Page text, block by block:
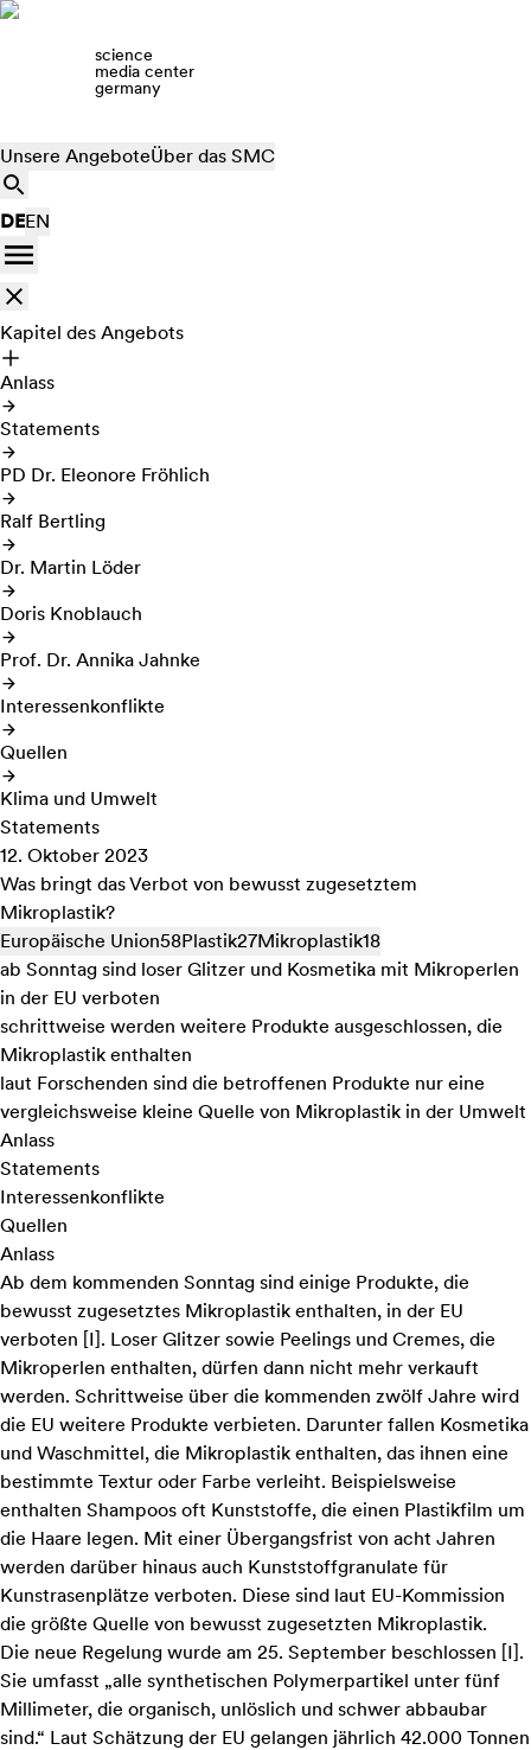
science
media center
germany
Unsere AngeboteÜber das SMC
DEEN
Kapitel des Angebots
Anlass
Statements
PD Dr. Eleonore Fröhlich
Ralf Bertling
Dr. Martin Löder
Doris Knoblauch
Prof. Dr. Annika Jahnke
Interessenkonflikte
Quellen
Klima und Umwelt
Statements
12. Oktober 2023
Was bringt das Verbot von bewusst zugesetztem
Mikroplastik?
Europäische Union58Plastik27Mikroplastik18
ab Sonntag sind loser Glitzer und Kosmetika mit Mikroperlen
in der EU verboten
schrittweise werden weitere Produkte ausgeschlossen, die
Mikroplastik enthalten
laut Forschenden sind die betroffenen Produkte nur eine
vergleichsweise kleine Quelle von Mikroplastik in der Umwelt
Anlass
Statements
Interessenkonflikte
Quellen
Anlass
Ab dem kommenden Sonntag sind einige Produkte, die
bewusst zugesetztes Mikroplastik enthalten, in der EU
verboten [I]. Loser Glitzer sowie Peelings und Cremes, die
Mikroperlen enthalten, dürfen dann nicht mehr verkauft
werden. Schrittweise über die kommenden zwölf Jahre wird
die EU weitere Produkte verbieten. Darunter fallen Kosmetika
und Waschmittel, die Mikroplastik enthalten, das ihnen eine
bestimmte Textur oder Farbe verleiht. Beispielsweise
enthalten Shampoos oft Kunststoffe, die einen Plastikfilm um
die Haare legen. Mit einer Übergangsfrist von acht Jahren
werden darüber hinaus auch Kunststoffgranulate für
Kunstrasenplätze verboten. Diese sind laut EU-Kommission
die größte Quelle von bewusst zugesetzten Mikroplastik.
Die neue Regelung wurde am 25. September beschlossen [I].
Sie umfasst „alle synthetischen Polymerpartikel unter fünf
Millimeter, die organisch, unlöslich und schwer abbaubar
sind.“ Laut Schätzung der EU gelangen jährlich 42.000 Tonnen